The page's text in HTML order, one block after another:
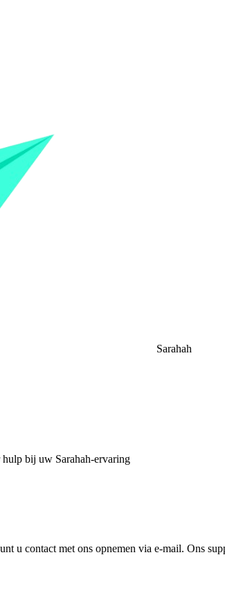
Sarahah
bij uw Sarahah-ervaring
u contact met ons opnemen via e-mail. Ons